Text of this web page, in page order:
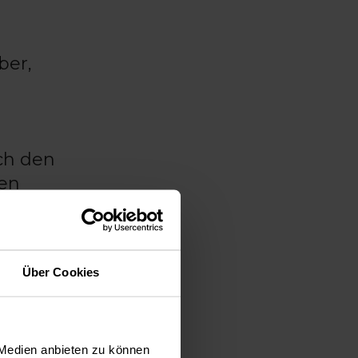
Über Cookies
anbieten zu können
den
reich
ab,